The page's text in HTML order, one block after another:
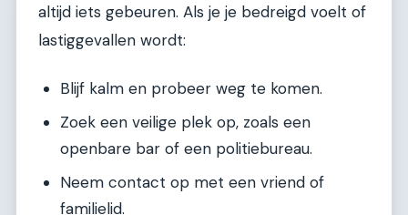
altijd iets gebeuren. Als je je bedreigd voelt of
lastiggevallen wordt:
Blijf kalm en probeer weg te komen.
Zoek een veilige plek op, zoals een
openbare bar of een politiebureau.
Neem contact op met een vriend of
familielid.